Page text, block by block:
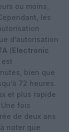
ou moins,
les
d’autorisation
(Electronic
est
bien que
72 heures.
et plus rapide
fois
de deux ans
noter que